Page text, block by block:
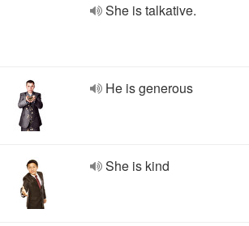
She is talkative.
He is generous
She is kind